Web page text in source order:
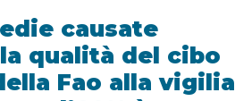
causate
qualità del cibo
Fao alla vigilia